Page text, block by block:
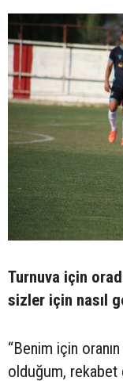
Turnuva için
sizler için nasıl
“Benim için
olduğum, rekabet